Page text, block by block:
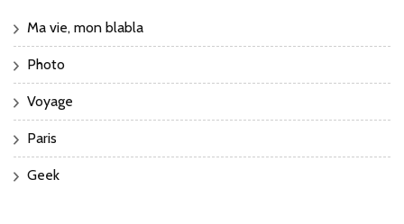
Ma vie, mon blabla
Photo
Voyage
Paris
Geek